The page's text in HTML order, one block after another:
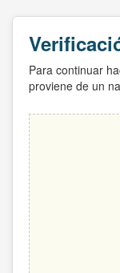
Para continuar
proviene de un